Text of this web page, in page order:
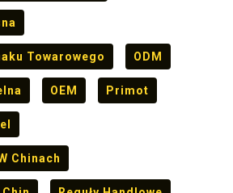
Towarowego ODM
OEM Primot
Chinach